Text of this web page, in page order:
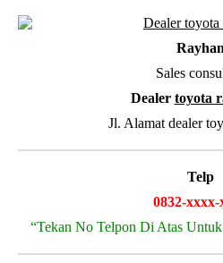
Rayhan
Sales
Dealer toyota
Jl. Alamat dealer
Telp
0832-
“Tekan No Telpon Di Atas